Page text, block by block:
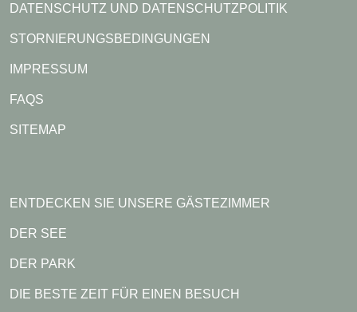
DATENSCHUTZ UND DATENSCHUTZPOLITIK
STORNIERUNGSBEDINGUNGEN
IMPRESSUM
FAQS
SITEMAP
ENTDECKEN SIE UNSERE GÄSTEZIMMER
DER SEE
DER PARK
DIE BESTE ZEIT FÜR EINEN BESUCH